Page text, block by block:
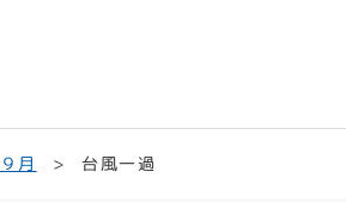
９月 台風一過